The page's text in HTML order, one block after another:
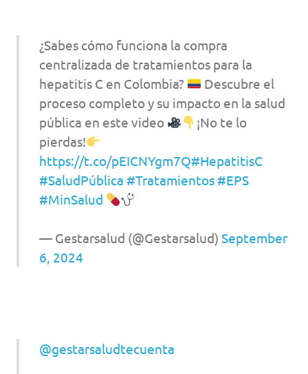
¿Sabes cómo funciona la compra
centralizada de tratamientos para la
hepatitis C en Colombia?
Descubre el
proceso completo y su impacto en la salud
pública en este video
¡No te lo
pierdas!
https://t.co/pEICNYgm7Q#HepatitisC
#SaludPública #Tratamientos #EPS
#MinSalud
— Gestarsalud (@Gestarsalud) September
6, 2024
@gestarsaludtecuenta